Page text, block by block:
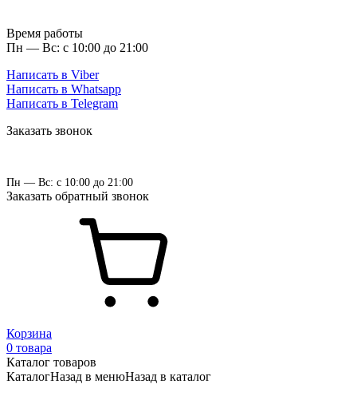
Время работы
Пн — Вс: с 10:00 до 21:00
Написать в Viber
Написать в Whatsapp
Написать в Telegram
Заказать звонок
Пн — Вс: с 10:00 до 21:00
Заказать обратный звонок
Корзина
0 товара
Каталог товаров
КаталогНазад в менюНазад в каталог